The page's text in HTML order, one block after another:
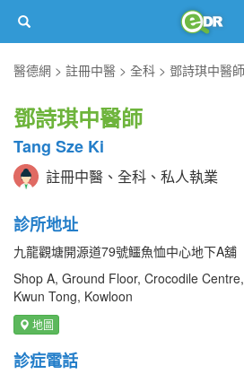
醫德網
註冊中醫 全科 鄧詩琪中醫師
鄧詩琪中醫師
Tang Sze Ki
註冊中醫、全科、私人執業
診所地址
九龍觀塘開源道79號鱷魚恤中心地下A舖
Shop A, Ground Floor, Crocodile
Kwun Tong, Kowloon
地圖
診症電話